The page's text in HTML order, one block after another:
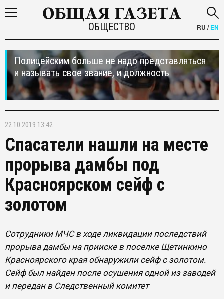
ОБЩЕСТВО RU /EN
Полицейским больше не надо представляться
и называть свое звание, и должность
22.10.2019 13:42
Спасатели нашли на месте
прорыва дамбы под
Красноярском сейф с
золотом
Сотрудники МЧС в ходе ликвидации последствий
прорыва дамбы на прииске в поселке Щетинкино
Красноярского края обнаружили сейф с золотом.
Сейф был найден после осушения одной из заводей
и передан в Следственный комитет